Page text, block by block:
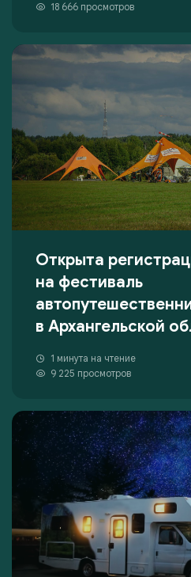
18 666 просмотров
Открыта
на фестиваль
в Архангельской
1 минута на чтение
9 225 просмотров